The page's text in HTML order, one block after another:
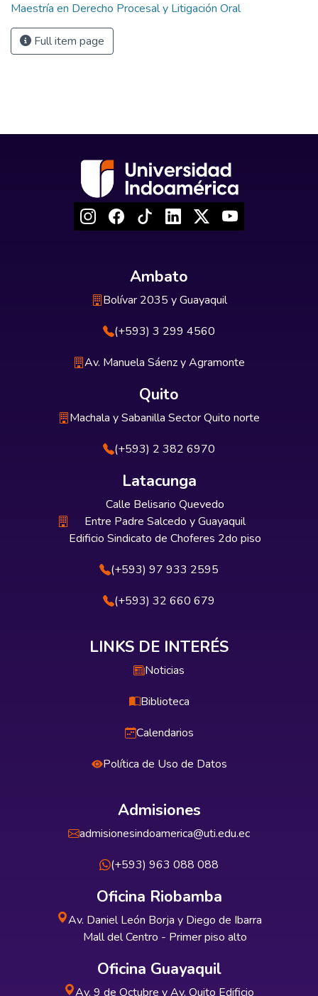
Maestría en Derecho Procesal y Litigación Oral
Full item page
Ambato
Bolívar 2035 y Guayaquil
(+593) 3 299 4560
Av. Manuela Sáenz y Agramonte
Quito
Machala y Sabanilla Sector Quito norte
(+593) 2 382 6970
Latacunga
Calle Belisario Quevedo
Entre Padre Salcedo y Guayaquil
Edificio Sindicato de Choferes 2do piso
(+593) 97 933 2595
(+593) 32 660 679
LINKS DE INTERÉS
Noticias
Biblioteca
Calendarios
Política de Uso de Datos
Admisiones
admisionesindoamerica@uti.edu.ec
(+593) 963 088 088
Oficina Riobamba
Av. Daniel León Borja y Diego de Ibarra
Mall del Centro - Primer piso alto
Oficina Guayaquil
Av. 9 de Octubre y Av. Quito Edificio